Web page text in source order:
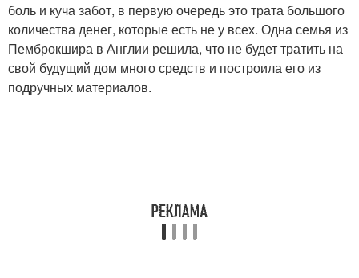
Поделка из природного
материала
боль и куча забот, в первую очередь это трата большого
количества денег, которые есть не у всех. Одна семья из
Пемброкшира в Англии решила, что не будет тратить на
свой будущий дом много средств и построила его из
подручных материалов.